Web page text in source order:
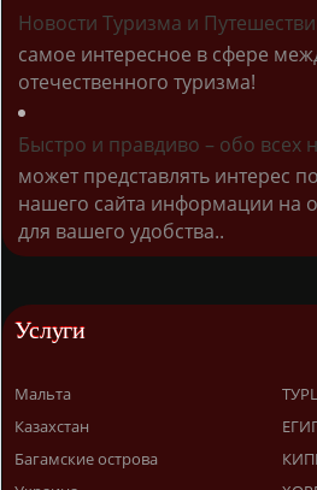
Новости Туризма и
самое интересное в сфере
отечественного туризма!
Быстро и правдиво – обо всех
может представлять интерес
нашего сайта информации на
для вашего удобства..
Услуги
Мальта
Казахстан
Багамские острова